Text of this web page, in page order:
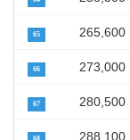
65 265,600
66 273,000
67 280,500
288,100